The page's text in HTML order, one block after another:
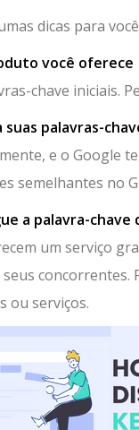
dicas para
você oferece
chave iniciais.
suas palavras-
e o Google
semelhantes no
a palavra-chave
um serviço
concorrentes.
ou serviços.